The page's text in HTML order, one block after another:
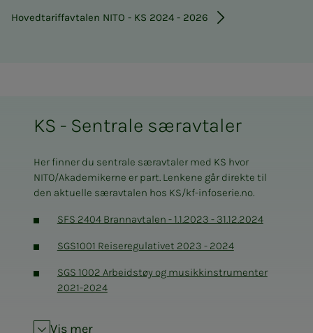
Hovedtariffavtalen NITO - KS 2024 - 2026
KS - Sentrale særavtaler
Her finner du sentrale særavtaler med KS hvor
NITO/Akademikerne er part. Lenkene går direkte til
den aktuelle særavtalen hos KS/kf-infoserie.no.
SFS 2404 Brannavtalen - 1.1.2023 - 31.12.2024
SGS1001 Reiseregulativet 2023 - 2024
SGS 1002 Arbeidstøy og musikkinstrumenter
2021-2024
Vis mer